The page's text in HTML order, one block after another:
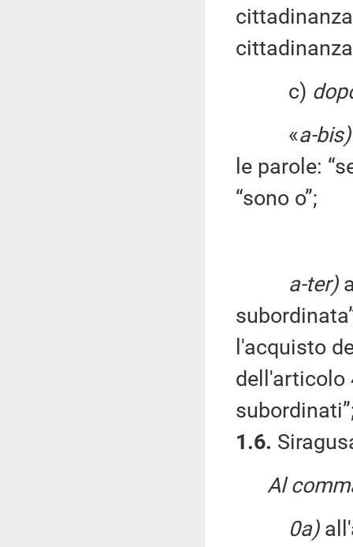
c)
«a-bis)
le parole:
“sono o”;
a-ter)
l'acquisto
dell'articolo
1.6.
Al
0a)